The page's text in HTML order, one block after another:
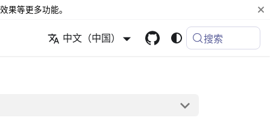
果等更多功能。
中文（中国） 搜索